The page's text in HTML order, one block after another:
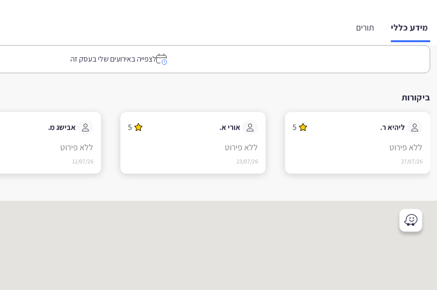
מידע כללי תורים
לצפייה באירועים שלי בעסק זה
ביקורות
ליהיא ר. 5
ללא פירוט
27/07/26
אורי א. 5
ללא פירוט
23/07/26
אבישג מ.
ללא פירוט
12/07/26